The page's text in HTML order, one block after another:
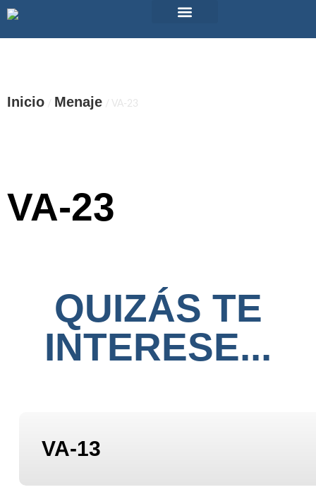
Inicio / Menaje / VA-23
VA-23
QUIZÁS TE
INTERESE...
VA-13